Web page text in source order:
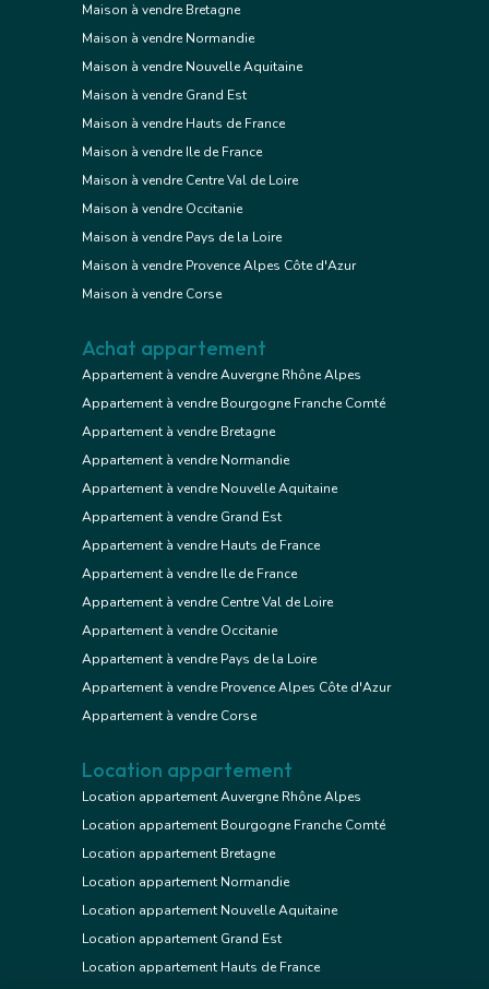
Maison à vendre Bretagne
Maison à vendre Normandie
Maison à vendre Nouvelle Aquitaine
Maison à vendre Grand Est
Maison à vendre Hauts de France
Maison à vendre Ile de France
Maison à vendre Centre Val de Loire
Maison à vendre Occitanie
Maison à vendre Pays de la Loire
Maison à vendre Provence Alpes Côte d'Azur
Maison à vendre Corse
Achat appartement
Appartement à vendre Auvergne Rhône Alpes
Appartement à vendre Bourgogne Franche Comté
Appartement à vendre Bretagne
Appartement à vendre Normandie
Appartement à vendre Nouvelle Aquitaine
Appartement à vendre Grand Est
Appartement à vendre Hauts de France
Appartement à vendre Ile de France
Appartement à vendre Centre Val de Loire
Appartement à vendre Occitanie
Appartement à vendre Pays de la Loire
Appartement à vendre Provence Alpes Côte d'Azur
Appartement à vendre Corse
Location appartement
Location appartement Auvergne Rhône Alpes
Location appartement Bourgogne Franche Comté
Location appartement Bretagne
Location appartement Normandie
Location appartement Nouvelle Aquitaine
Location appartement Grand Est
Location appartement Hauts de France